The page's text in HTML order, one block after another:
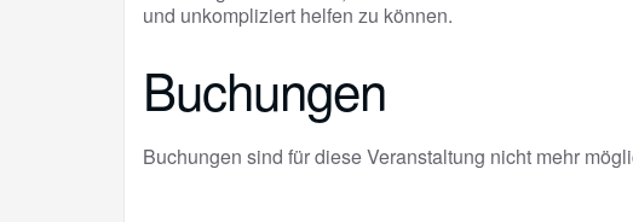
und unkompliziert helfen zu können.
Buchungen
Buchungen sind für diese Veranstaltung nicht mehr